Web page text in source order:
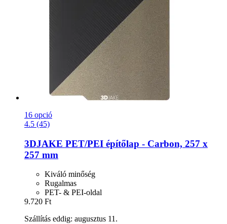
16 opció
4.5 (45)
3DJAKE PET/PEI építőlap -​ Carbon, 257 x
257 mm
Kiváló minőség
Rugalmas
PET- & PEI-oldal
9.720 Ft
Szállítás eddig: augusztus 11.